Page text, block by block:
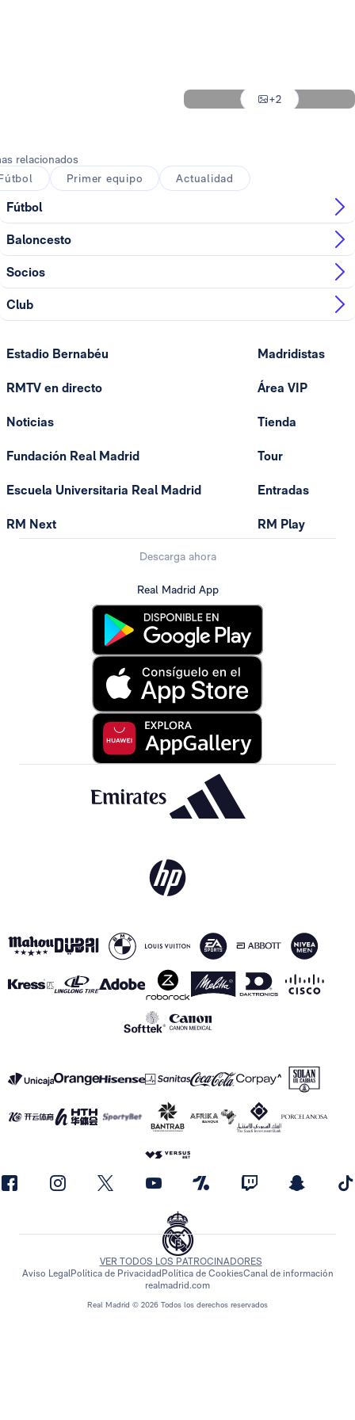
+2
relacionados
Primer equipo Actualidad
Fútbol
Baloncesto
Socios
Club
Estadio Bernabéu
RMTV en directo
Noticias
Fundación Real Madrid
Escuela Universitaria Real Madrid
RM Next
Madridistas
Área VIP
Tienda
Tour
Entradas
RM Play
Descarga ahora
Real Madrid App
Real Madrid © 2026 Todos los derechos reservados
VER TODOS LOS PATROCINADORES
Aviso LegalPolítica de Privacidad Política de CookiesCanal de información
realmadrid.com